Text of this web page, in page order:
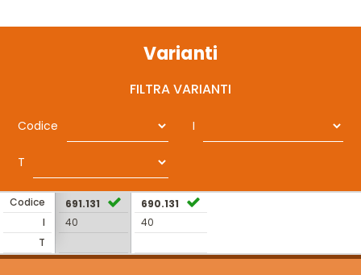
Varianti
FILTRA VARIANTI
Codice I
T
Codice
I
T
691.131
40
690.131
40